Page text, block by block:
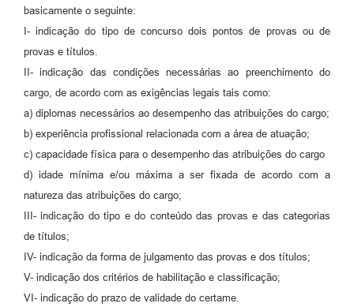
basicamente o seguinte:
I- indicação do tipo de concurso dois pontos de provas ou de
provas e títulos.
II- indicação das condições necessárias ao preenchimento do
cargo, de acordo com as exigências legais tais como:
a) diplomas necessários ao desempenho das atribuições do cargo;
b) experiência profissional relacionada com a área de atuação;
c) capacidade física para o desempenho das atribuições do cargo
d) idade mínima e/ou máxima a ser fixada de acordo com a
natureza das atribuições do cargo;
III- indicação do tipo e do conteúdo das provas e das categorias
de títulos;
IV- indicação da forma de julgamento das provas e dos títulos;
V- indicação dos critérios de habilitação e classificação;
VI- indicação do prazo de validade do certame.